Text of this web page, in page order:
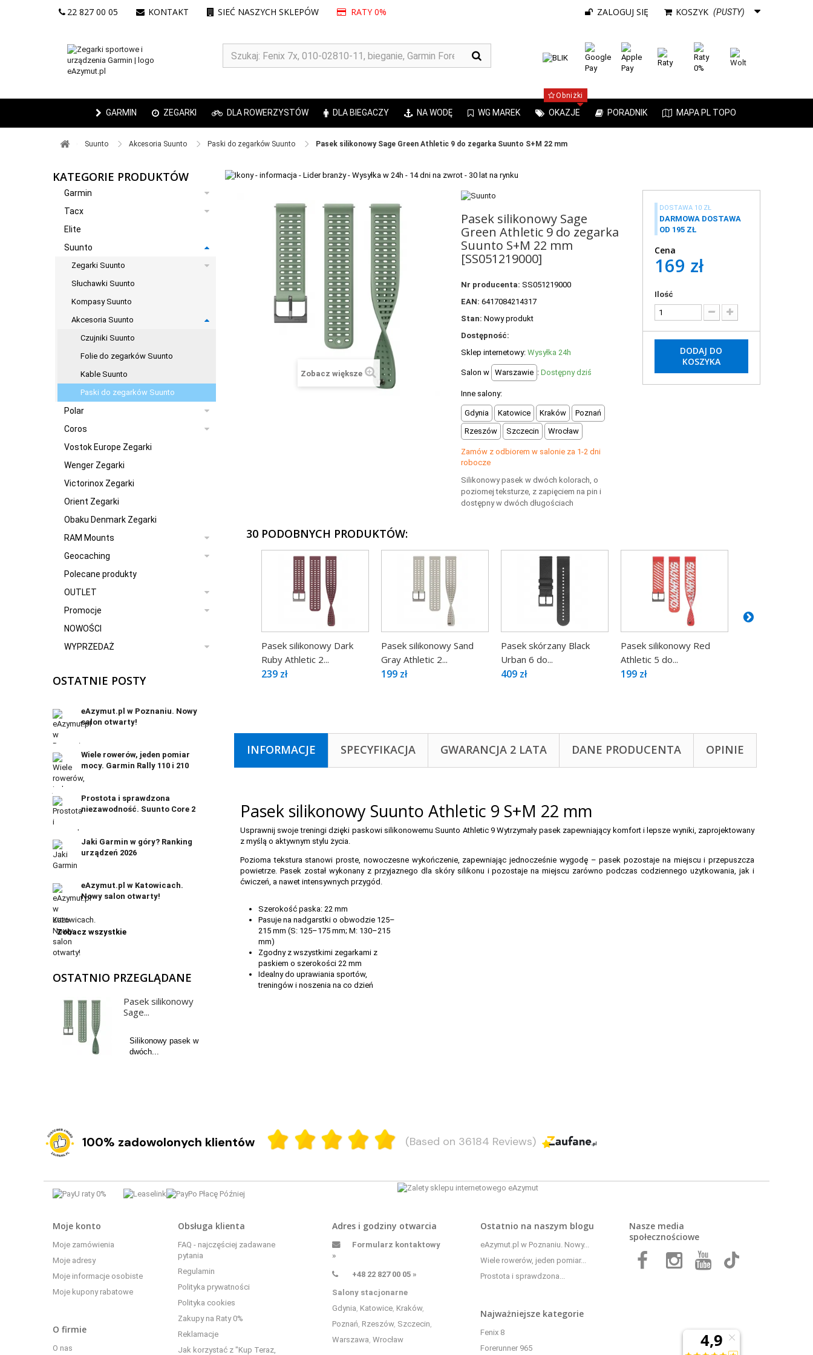
KOSZYK (PUSTY)
ZALOGUJ SIĘ
22 827 00 05 KONTAKT SIEĆ NASZYCH SKLEPÓW RATY 0%
GARMIN ZEGARKI DLA ROWERZYSTÓW DLA BIEGACZY NA WODĘ WG MAREK OKAZJE
Obniżki
PORADNIK MAPA PL TOPO
Suunto ​ Akcesoria Suunto ​ Paski do zegarków Suunto ​ Pasek silikonowy Sage Green Athletic 9 do zegarka Suunto S+M 22 mm
KATEGORIE PRODUKTÓW
Garmin
Tacx
Elite
Suunto
Zegarki Suunto
Słuchawki Suunto
Kompasy Suunto
Akcesoria Suunto
Czujniki Suunto
Folie do zegarków Suunto
Kable Suunto
Paski do zegarków Suunto
Polar
Coros
Vostok Europe Zegarki
Wenger Zegarki
Victorinox Zegarki
Orient Zegarki
Obaku Denmark Zegarki
RAM Mounts
Geocaching
Polecane produkty
OUTLET
Promocje
NOWOŚCI
WYPRZEDAŻ
OSTATNIE POSTY
eAzymut.pl w Poznaniu. Nowy
salon otwarty!
Wiele rowerów, jeden pomiar
mocy. Garmin Rally 110 i 210
Prostota i sprawdzona
niezawodność. Suunto Core 2
Jaki Garmin w góry? Ranking
urządzeń 2026
eAzymut.pl w Katowicach.
Nowy salon otwarty!
Zobacz wszystkie
OSTATNIO PRZEGLĄDANE
Pasek silikonowy
Sage...
Silikonowy pasek w
dwóch...
Zobacz większe
Pasek silikonowy Sage
Green Athletic 9 do zegarka
Suunto S+M 22 mm
[SS051219000]
Nr producenta: SS051219000
EAN: 6417084214317
Stan: Nowy produkt
Dostępność:
Sklep internetowy: Wysyłka 24h
Salon w Warszawie : Dostępny dziś
Inne salony:
Gdynia Katowice Kraków
Poznań
Rzeszów
Szczecin Wrocław
Zamów z odbiorem w salonie za 1-2 dni
robocze
Silikonowy pasek w dwóch kolorach, o
poziomej teksturze, z zapięciem na pin i
dostępny w dwóch długościach
DOSTAWA 10 ZŁ
DARMOWA DOSTAWA
OD 195 ZŁ
Cena
169 zł
Ilość
DODAJ DO
KOSZYKA
30 PODOBNYCH PRODUKTÓW:
Pasek silikonowy Dark
Ruby Athletic 2...
239 zł
Pasek silikonowy Sand
Gray Athletic 2...
199 zł
Pasek skórzany Black
Urban 6 do...
409 zł
Pasek silikonowy Red
Athletic 5 do...
199 zł
INFORMACJE SPECYFIKACJA GWARANCJA 2 LATA DANE PRODUCENTA OPINIE
Pasek silikonowy Suunto Athletic 9 S+M 22 mm
Usprawnij swoje treningi dzięki paskowi silikonowemu Suunto Athletic 9 Wytrzymały pasek zapewniający komfort i lepsze wyniki, zaprojektowany
z myślą o aktywnym stylu życia.
Pozioma tekstura stanowi proste, nowoczesne wykończenie, zapewniając jednocześnie wygodę – pasek pozostaje na miejscu i przepuszcza
powietrze. Pasek został wykonany z przyjaznego dla skóry silikonu i pozostaje na miejscu zarówno podczas codziennego użytkowania, jak i
ćwiczeń, a nawet intensywnych przygód.
Szerokość paska: 22 mm
Pasuje na nadgarstki o obwodzie 125–
215 mm (S: 125–175 mm; M: 130–215
mm)
Zgodny z wszystkimi zegarkami z
paskiem o szerokości 22 mm
Idealny do uprawiania sportów,
treningów i noszenia na co dzień
100% zadowolonych klientów (Based on 36184 Reviews)
Moje konto
Moje zamówienia
Moje adresy
Moje informacje osobiste
Moje kupony rabatowe
O firmie
O nas
Obsługa klienta
FAQ - najczęściej zadawane
pytania
Regulamin
Polityka prywatności
Polityka cookies
Zakupy na Raty 0%
Reklamacje
Jak korzystać z "Kup Teraz,
Adres i godziny otwarcia
Formularz kontaktowy
»
+48 22 827 00 05 »
Salony stacjonarne
Gdynia, Katowice, Kraków,
Poznań, Rzeszów, Szczecin,
Warszawa, Wrocław
Ostatnio na naszym blogu
eAzymut.pl w Poznaniu. Nowy...
Wiele rowerów, jeden pomiar...
Prostota i sprawdzona...
Najważniejsze kategorie
Fenix 8
Forerunner 965
Nasze media
społecznościowe